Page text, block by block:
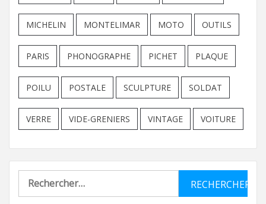
MICHELIN MONTELIMAR MOTO OUTILS
PARIS PHONOGRAPHE PICHET PLAQUE
POILU POSTALE SCULPTURE SOLDAT
VERRE VIDE-GRENIERS VINTAGE VOITURE
Rechercher :